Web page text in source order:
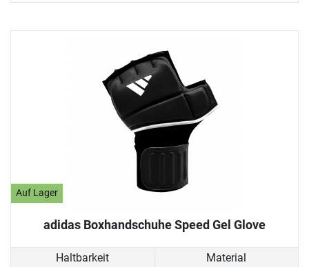
Auf Lager
adidas Boxhandschuhe Speed Gel Glove
Haltbarkeit Material